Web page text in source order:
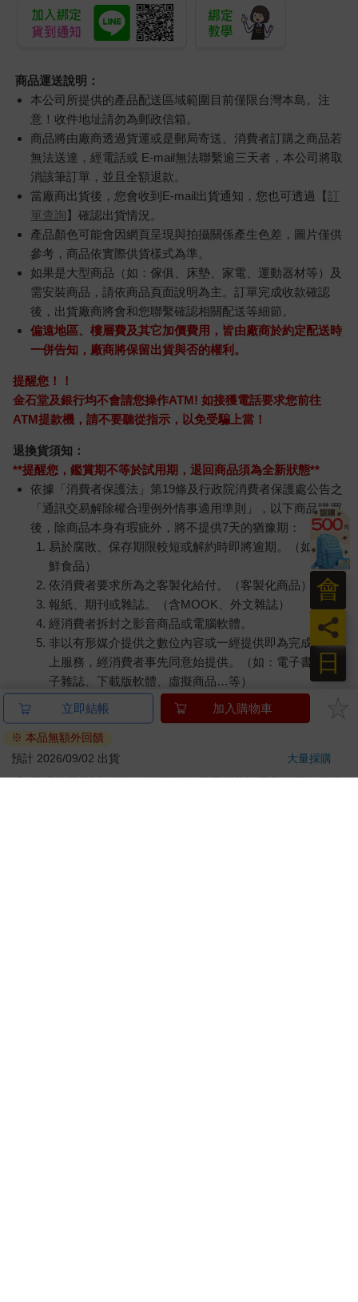
商品運送說明：
本公司所提供的產品配送區域範圍目前僅限台灣本島。注
意！收件地址請勿為郵政信箱。
商品將由廠商透過貨運或是郵局寄送。消費者訂購之商品若
無法送達，經電話或 E-mail無法聯繫逾三天者，本公司將取
消該筆訂單，並且全額退款。
當廠商出貨後，您會收到E-mail出貨通知，您也可透過【訂
單查詢】確認出貨情況。
產品顏色可能會因網頁呈現與拍攝關係產生色差，圖片僅供
參考，商品依實際供貨樣式為準。
如果是大型商品（如：傢俱、床墊、家電、運動器材等）及
需安裝商品，請依商品頁面說明為主。訂單完成收款確認
後，出貨廠商將會和您聯繫確認相關配送等細節。
偏遠地區、樓層費及其它加價費用，皆由廠商於約定配送時
一併告知，廠商將保留出貨與否的權利。
提醒您！！
金石堂及銀行均不會請您操作ATM! 如接獲電話要求您前往
ATM提款機，請不要聽從指示，以免受騙上當！
退換貨須知：
**提醒您，鑑賞期不等於試用期，退回商品須為全新狀態**
依據「消費者保護法」第19條及行政院消費者保護處公告之
「通訊交易解除權合理例外情事適用準則」，以下商品購買
後，除商品本身有瑕疵外，將不提供7天的猶豫期：
易於腐敗、保存期限較短或解約時即將逾期。（如：生
鮮食品）
依消費者要求所為之客製化給付。（客製化商品）
報紙、期刊或雜誌。（含MOOK、外文雜誌）
經消費者拆封之影音商品或電腦軟體。
非以有形媒介提供之數位內容或一經提供即為完成之線
上服務，經消費者事先同意始提供。（如：電子書、電
子雜誌、下載版軟體、虛擬商品…等）
已拆封之個人衛生用品。（如：內衣褲、刮鬍刀、除毛
刀…等）
若非上列種類商品，均享有到貨7天的猶豫期（含例假
日）。
辦理退換貨時，商品（組合商品恕無法接受單獨退貨）必須
日
員
會